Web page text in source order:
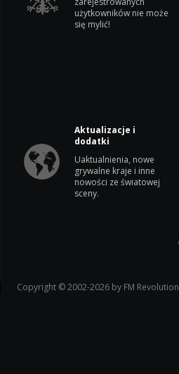
użytkowników nie może
się mylić!
Aktualizacje i
dodatki
Uaktualnienia, nowe
grywalne kraje i inne
nowości ze światowej
sceny.
Copyright © 2002-2026 by FM Revolution